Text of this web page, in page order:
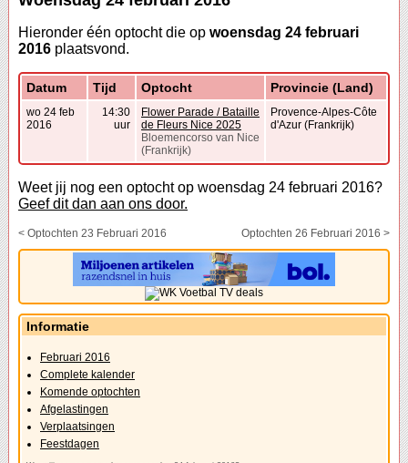
Hieronder één optocht die op woensdag 24 februari
2016 plaatsvond.
Datum Tijd Optocht Provincie (Land)
wo 24 feb
2016
14:30
uur
Flower Parade / Bataille
de Fleurs Nice 2025
Bloemencorso van Nice
(Frankrijk)
Provence-Alpes-Côte
d'Azur (Frankrijk)
Weet jij nog een optocht op woensdag 24 februari 2016?
Geef dit dan aan ons door.
< Optochten 23 Februari 2016 Optochten 26 Februari 2016 >
Informatie
Februari 2016
Complete kalender
Komende optochten
Afgelastingen
Verplaatsingen
Feestdagen